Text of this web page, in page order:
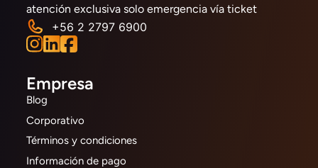
atención exclusiva solo emergencia vía ticket
+56 2 2797 6900
Empresa
Blog
Corporativo
Términos y condiciones
Información de pago